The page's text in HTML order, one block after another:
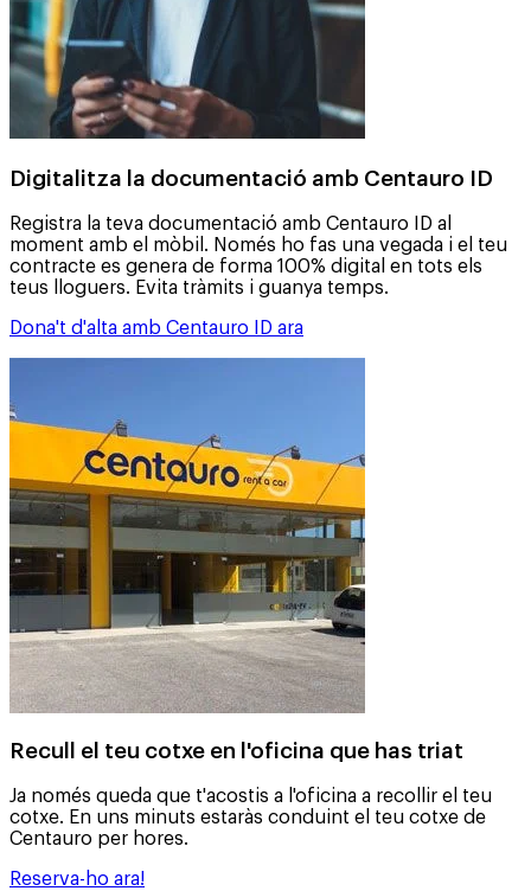
Digitalitza la documentació amb Centauro ID
Registra la teva documentació amb Centauro ID al
moment amb el mòbil. Només ho fas una vegada i el teu
contracte es genera de forma 100% digital en tots els
teus lloguers. Evita tràmits i guanya temps.
Dona't d'alta amb Centauro ID ara
Recull el teu cotxe en l'oficina que has triat
Ja només queda que t'acostis a l'oficina a recollir el teu
cotxe. En uns minuts estaràs conduint el teu cotxe de
Centauro per hores.
Reserva-ho ara!